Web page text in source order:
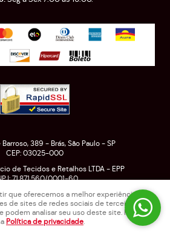
389 - Brás, São Paulo- SP
CEP: 03025-000
de Tecidos e Retalhos LTDA - EPP
71.871.560/0001-60
VIRTUAL CRIADA POR
que oferecemos a melhor experiência em
de sites de redes sociais de terceiros e
analisar seu uso deste site. Para mais
Política de privacidade.